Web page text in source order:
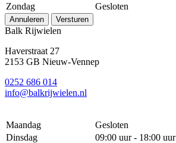
Zondag
Gesloten
Annuleren Versturen
Balk Rijwielen
Haverstraat 27
2153 GB Nieuw-Vennep
0252 686 014
info@balkrijwielen.nl
Maandag
Gesloten
Dinsdag
09:00 uur - 18:00 uur